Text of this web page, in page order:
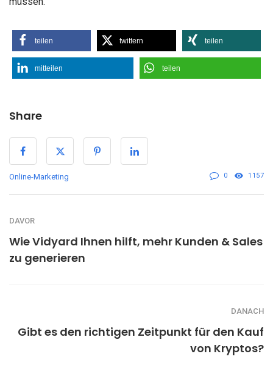
teilen twittern teilen
mitteilen teilen
Share
Online-Marketing 0 1157
DAVOR
Wie Vidyard Ihnen hilft, mehr Kunden & Sales
zu generieren
DANACH
Gibt es den richtigen Zeitpunkt für den Kauf
von Kryptos?